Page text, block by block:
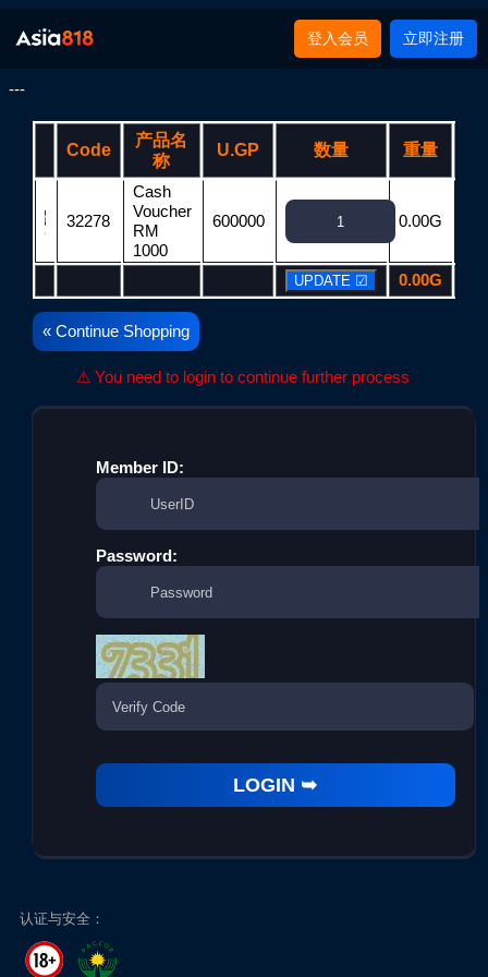
登入会员 立即注册
---
Code
产品名
称
U.GP 数量 重量
32278
Cash
Voucher
RM
1000
600000 0.00G
0.00G
« Continue Shopping
⚠ You need to login to continue further process
Member ID:
Password:
认证与安全：